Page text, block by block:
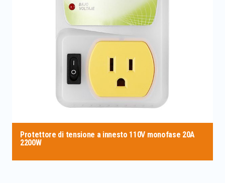
Protettore di tensione a innesto 110V monofase 20A
2200W